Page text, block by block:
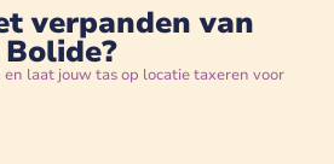
verpanden van
laat jouw tas op locatie taxeren voor